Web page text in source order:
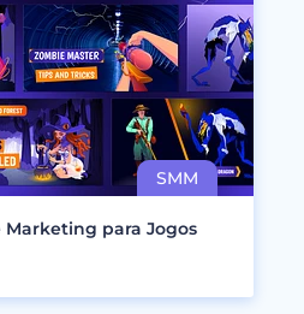
Marketing para Jogos